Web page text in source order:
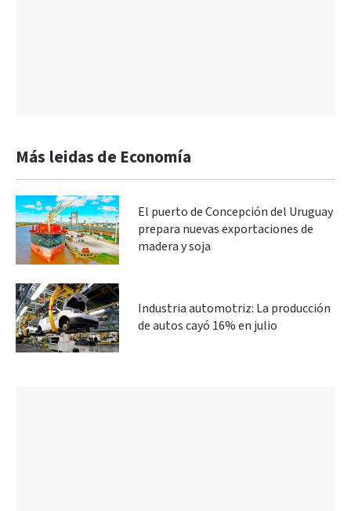
Más leidas de Economía
El puerto de Concepción del Uruguay
prepara nuevas exportaciones de
madera y soja
Industria automotriz: La producción
de autos cayó 16% en julio